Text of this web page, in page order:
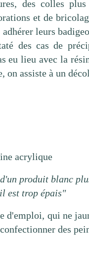
des colles
et de
leurs
des cas de
eu lieu avec la
on assiste à un
produit blanc
est trop épais"
qui ne
des